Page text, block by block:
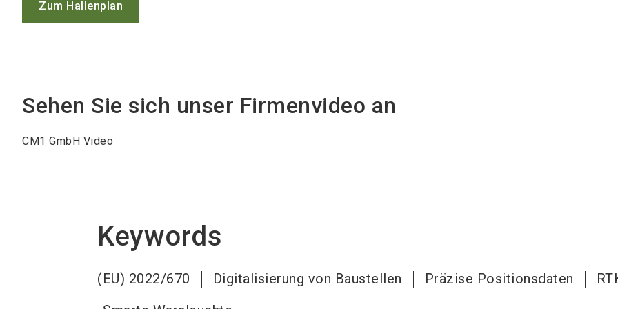
Zum Hallenplan
Sehen Sie sich unser Firmenvideo an
CM1 GmbH Video
Keywords
(EU) 2022/670 Digitalisierung von Baustellen Präzise Positionsdaten